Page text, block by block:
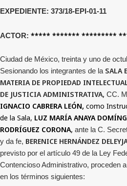
EXPEDIENTE: 373/18-EPI-01-11
ACTOR: ***** ******* *********
Ciudad de México, treinta y uno de
Sesionando los integrantes de la SALA
MATERIA DE PROPIEDAD
DE JUSTICIA ADMINISTRATIVA, CC.
IGNACIO CABRERA LEÓN, como
de la Sala, LUZ MARÍA ANAYA
RODRÍGUEZ CORONA, ante la C.
y da fe, BERENICE HERNÁNDEZ
previsto por el artículo 49 de la Ley
Contencioso Administrativo, proceden
en los términos siguientes: